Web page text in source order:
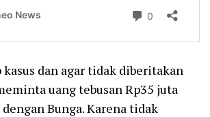
dan agar tidak diberitakan
uang tebusan Rp35 juta
Bunga. Karena tidak